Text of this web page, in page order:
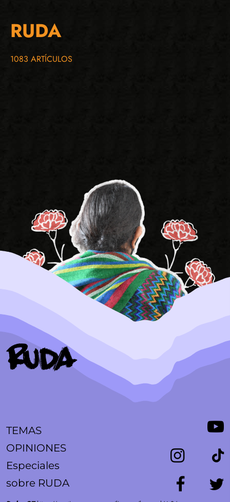
RUDA
1083 ARTÍCULOS
TEMAS
OPINIONES
Especiales
sobre RUDA